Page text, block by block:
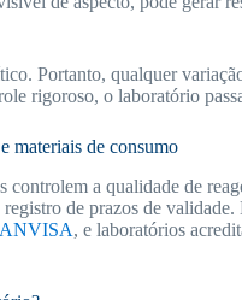
Portanto, qualquer
rigoroso, o laboratório
materiais de consumo
controlem a qualidade de
de prazos de
ANVISA, e laboratórios